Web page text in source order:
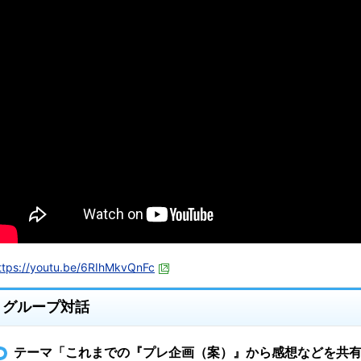
youtu.be/6RIhMkvQnFc
グループ対話
テーマ「これまでの『プレ企画（案）』から感想などを共